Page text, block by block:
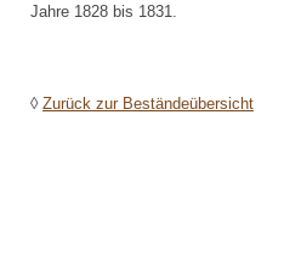
Jahre 1828 bis 1831.
◊ Zurück zur Beständeübersicht